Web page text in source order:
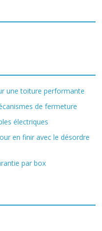
une toiture performante
de fermeture
électriques
en finir avec le désordre
par box